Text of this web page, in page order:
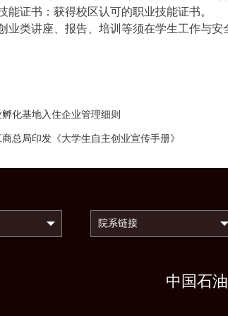
能证书：获得校区认可的职业技能证书。
业类讲座、报告、培训等须在学生工作与
化基地入住企业管理细则
总局印发《大学生自主创业宣传手册》
中国石